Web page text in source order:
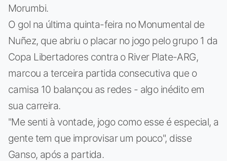
Morumbi.
O gol na última quinta-feira no Monumental de
Nuñez, que abriu o placar no jogo pelo grupo 1 da
Copa Libertadores contra o River Plate-ARG,
marcou a terceira partida consecutiva que o
camisa 10 balançou as redes - algo inédito em
sua carreira.
"Me senti à vontade, jogo como esse é especial, a
gente tem que improvisar um pouco", disse
Ganso, após a partida.